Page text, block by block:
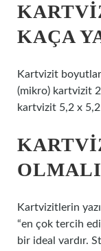
KAÇA
Kartvizit
(mikro) kartvizit
kartvizit 5,2 x
Kartvizitlerin
“en çok tercih
bir ideal vardır.